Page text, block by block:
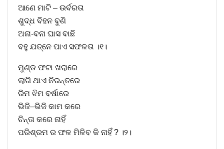
ଆଣେ ମାଟି – ଉର୍ବରତା
ଶୁଦ୍ଧ ବିହନ ବୁଣି
ଅନା-ବନା ଘାସ ବାଛି
ବହୁ ଯତ୍ନେ ପାଏ ସଫଳତା ।୧।
ମୁଣ୍ଡ ଫଟା ଖରାରେ
ଲାଗି ଥାଏ ନିରନ୍ତରେ
ରିମ ଝିମ ବର୍ଷାରେ
ଭିଜି–ଭିଜି କାମ କରେ
ଚିନ୍ତା କରେ ନାହିଁ
ପରିଶ୍ରମ ର ଫଳ ମିଳିବ କି ନାହିଁ ? ।୨।